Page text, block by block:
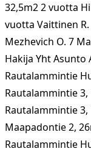
32,5m2 2 vuotta
vuotta Vaittinen
Mezhevich O. 7
Hakija Yht Asunto
Rautalammintie
Rautalammintie 3,
Rautalammintie 3,
Maapadontie 2,
Rautalammintie